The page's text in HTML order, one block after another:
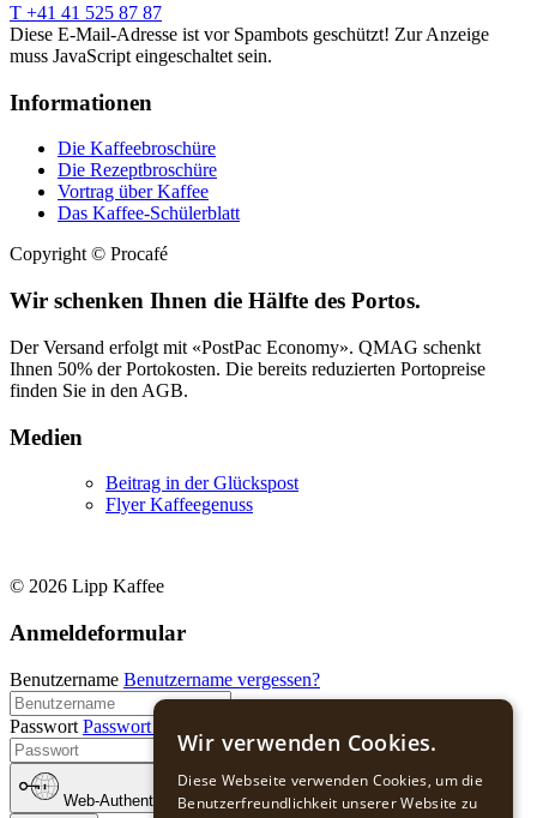
T +41 41 525 87 87
Diese E-Mail-Adresse ist vor Spambots geschützt! Zur Anzeige
muss JavaScript eingeschaltet sein.
Informationen
Die Kaffeebroschüre
Die Rezeptbroschüre
Vortrag über Kaffee
Das Kaffee-Schülerblatt
Copyright © Procafé
Wir schenken Ihnen die Hälfte des Portos.
Der Versand erfolgt mit «PostPac Economy». QMAG schenkt
Ihnen 50% der Portokosten. Die bereits reduzierten Portopreise
finden Sie in den AGB.
Medien
Beitrag in der Glückspost
Flyer Kaffeegenuss
© 2026 Lipp Kaffee
Anmeldeformular
Benutzername Benutzername vergessen?
Passwort Passwort vergessen?
Web-Authentifizierung
Wir verwenden Cookies.
Diese Webseite verwenden Cookies, um die
Benutzerfreundlichkeit unserer Website zu